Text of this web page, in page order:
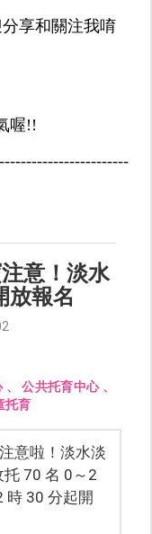
享和關注我唷
喔!!
意！淡水
放報名
、公共托育中心、
托育
意啦！淡水淡
70 名 0～2
時 30 分起開